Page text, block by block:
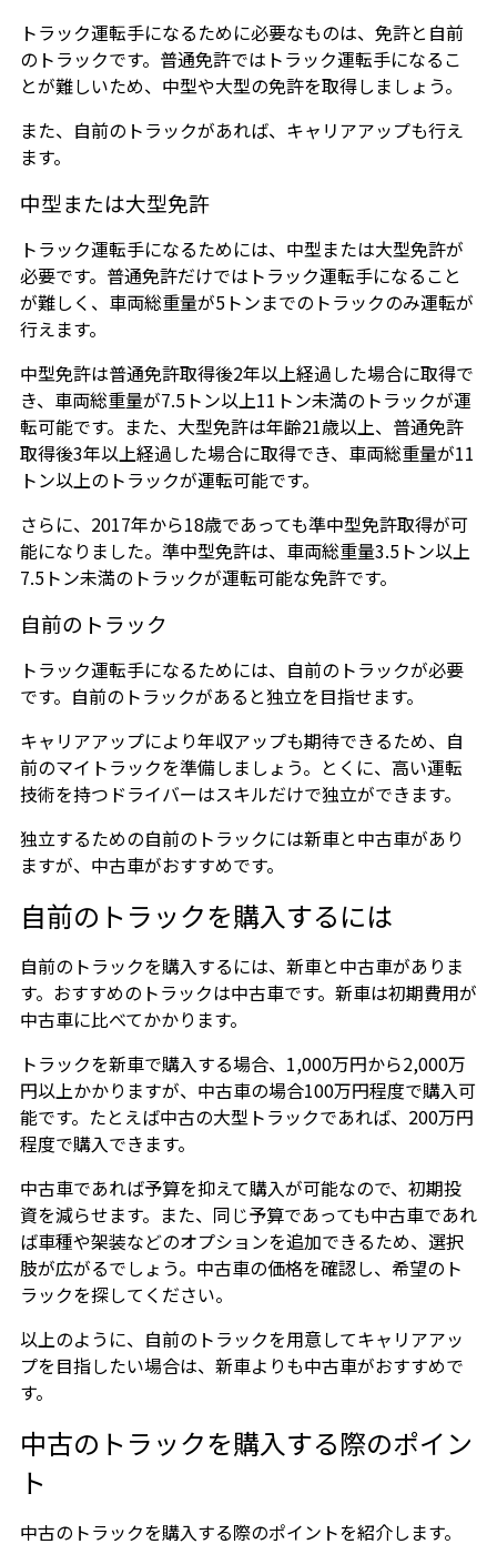
トラック運転手になるために必要なものは、免許と自前
のトラックです。普通免許ではトラック運転手になるこ
とが難しいため、中型や大型の免許を取得しましょう。
また、自前のトラックがあれば、キャリアアップも行え
ます。
中型または大型免許
トラック運転手になるためには、中型または大型免許が
必要です。普通免許だけではトラック運転手になること
が難しく、車両総重量が5トンまでのトラックのみ運転が
行えます。
中型免許は普通免許取得後2年以上経過した場合に取得で
き、車両総重量が7.5トン以上11トン未満のトラックが運
転可能です。また、大型免許は年齢21歳以上、普通免許
取得後3年以上経過した場合に取得でき、車両総重量が11
トン以上のトラックが運転可能です。
さらに、2017年から18歳であっても準中型免許取得が可
能になりました。準中型免許は、車両総重量3.5トン以上
7.5トン未満のトラックが運転可能な免許です。
自前のトラック
トラック運転手になるためには、自前のトラックが必要
です。自前のトラックがあると独立を目指せます。
キャリアアップにより年収アップも期待できるため、自
前のマイトラックを準備しましょう。とくに、高い運転
技術を持つドライバーはスキルだけで独立ができます。
独立するための自前のトラックには新車と中古車があり
ますが、中古車がおすすめです。
自前のトラックを購入するには
自前のトラックを購入するには、新車と中古車がありま
す。おすすめのトラックは中古車です。新車は初期費用が
中古車に比べてかかります。
トラックを新車で購入する場合、1,000万円から2,000万
円以上かかりますが、中古車の場合100万円程度で購入可
能です。たとえば中古の大型トラックであれば、200万円
程度で購入できます。
中古車であれば予算を抑えて購入が可能なので、初期投
資を減らせます。また、同じ予算であっても中古車であれ
ば車種や架装などのオプションを追加できるため、選択
肢が広がるでしょう。中古車の価格を確認し、希望のト
ラックを探してください。
以上のように、自前のトラックを用意してキャリアアッ
プを目指したい場合は、新車よりも中古車がおすすめで
す。
中古のトラックを購入する際のポイン
ト
中古のトラックを購入する際のポイントを紹介します。